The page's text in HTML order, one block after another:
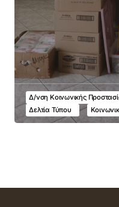
Δ/νση Κοινωνικής
Δελτία Τύπου